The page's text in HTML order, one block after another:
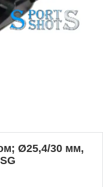
Ø25,4/30 мм,